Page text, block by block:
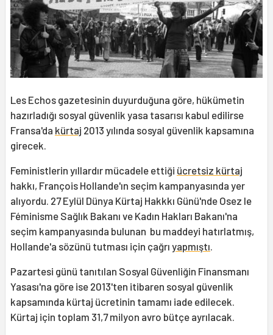
Les Echos gazetesinin duyurduğuna göre, hükümetin
hazırladığı sosyal güvenlik yasa tasarısı kabul edilirse
Fransa'da kürtaj 2013 yılında sosyal güvenlik kapsamına
girecek.
Feministlerin yıllardır mücadele ettiği ücretsiz kürtaj
hakkı, François Hollande'ın seçim kampanyasında yer
alıyordu. 27 Eylül Dünya Kürtaj Hakkkı Günü'nde Osez le
Féminisme Sağlık Bakanı ve Kadın Hakları Bakanı'na
seçim kampanyasında bulunan bu maddeyi hatırlatmış,
Hollande'a sözünü tutması için çağrı yapmıştı.
Pazartesi günü tanıtılan Sosyal Güvenliğin Finansmanı
Yasası'na göre ise 2013'ten itibaren sosyal güvenlik
kapsamında kürtaj ücretinin tamamı iade edilecek.
Kürtaj için toplam 31,7 milyon avro bütçe ayrılacak.